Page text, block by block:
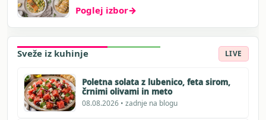
Poglej izbor→
Sveže iz kuhinje LIVE
Poletna solata z lubenico, feta sirom,
črnimi olivami in meto
08.08.2026 • zadnje na blogu